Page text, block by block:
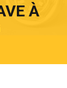
À